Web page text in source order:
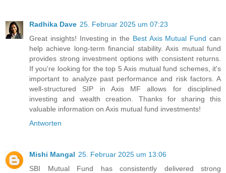
Radhika Dave 25. Februar 2025 um 07:23
Great insights! Investing in the Best Axis Mutual Fund can
help achieve long-term financial stability. Axis mutual fund
provides strong investment options with consistent returns.
If you're looking for the top 5 Axis mutual fund schemes, it's
important to analyze past performance and risk factors. A
well-structured SIP in Axis MF allows for disciplined
investing and wealth creation. Thanks for sharing this
valuable information on Axis mutual fund investments!
Antworten
Mishi Mangal 25. Februar 2025 um 13:06
SBI Mutual Fund has consistently delivered strong